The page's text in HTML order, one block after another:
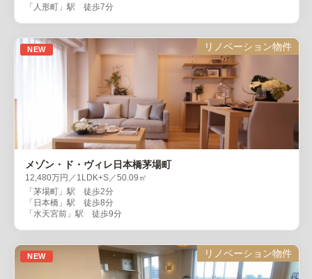
「人形町」駅 徒歩7分
NEW リノベーション物件
メゾン・ド・ヴィレ日本橋茅場町
12,480万円／1LDK+S／50.09㎡
「茅場町」駅 徒歩2分
「日本橋」駅 徒歩8分
「水天宮前」駅 徒歩9分
NEW リノベーション物件